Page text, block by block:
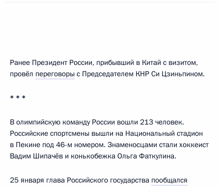
Ранее Президент России, прибывший в Китай с визитом,
провёл переговоры с Председателем КНР Си Цзиньпином.
* * *
В олимпийскую команду России вошли 213 человек.
Российские спортсмены вышли на Национальный стадион
в Пекине под 46-м номером. Знаменосцами стали хоккеист
Вадим Шипачёв и конькобежка Ольга Фаткулина.
25 января глава Российского государства пообщался